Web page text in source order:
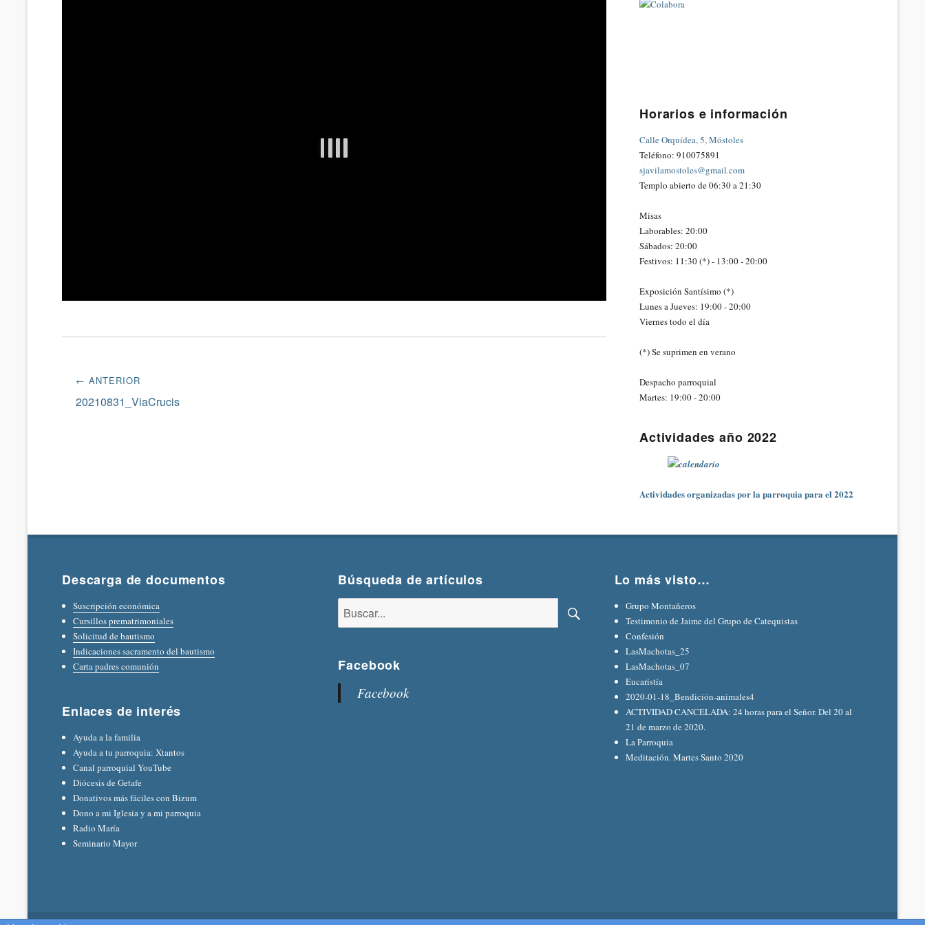
Navegación
de
← ANTERIOR
Entrada
20210831_ViaCrucis
Horarios e información
Calle Orquídea, 5, Móstoles
Teléfono: 910075891
sjavilamostoles@gmail.com
Templo abierto de 06:30 a 21:30
Misas
Laborables: 20:00
Sábados: 20:00
Festivos: 11:30 (*) - 13:00 - 20:00
Exposición Santísimo (*)
Lunes a Jueves: 19:00 - 20:00
Viernes todo el día
(*) Se suprimen en verano
Despacho parroquial
Martes: 19:00 - 20:00
Actividades año 2022
Actividades organizadas por la parroquia para el 2022
Descarga de documentos
Suscripción económica
Cursillos prematrimoniales
Solicitud de bautismo
Indicaciones sacramento del bautismo
Carta padres comunión
Enlaces de interés
Ayuda a la familia
Ayuda a tu parroquia: Xtantos
Canal parroquial YouTube
Diócesis de Getafe
Donativos más fáciles con Bizum
Dono a mi Iglesia y a mi parroquia
Radio María
Seminario Mayor
Búsqueda de artículos
Facebook
Facebook
Lo más visto…
Grupo Montañeros
Testimonio de Jaime del Grupo de Catequistas
Confesión
LasMachotas_25
LasMachotas_07
Eucaristía
2020-01-18_Bendición-animales4
ACTIVIDAD CANCELADA: 24 horas para el Señor. Del 20 al
21 de marzo de 2020.
La Parroquia
Meditación. Martes Santo 2020